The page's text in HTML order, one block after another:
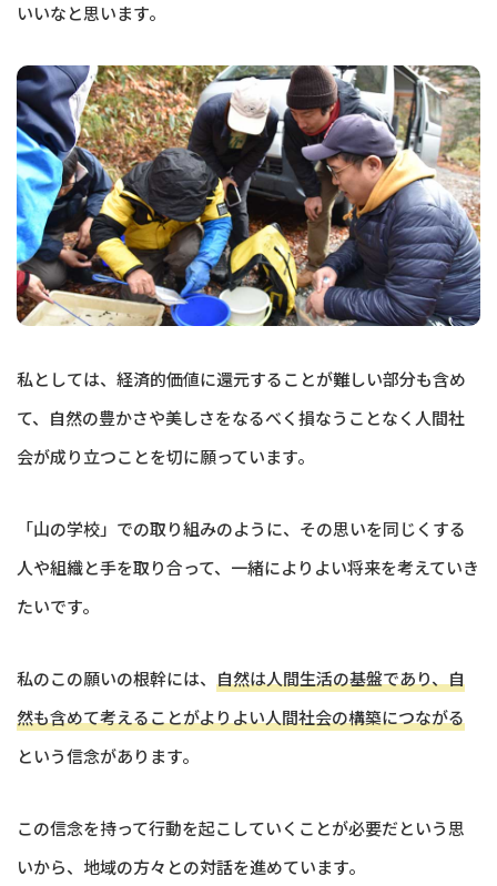
いいなと思います。
私としては、経済的価値に還元することが難しい部分も含め
て、自然の豊かさや美しさをなるべく損なうことなく人間社
会が成り立つことを切に願っています。
「山の学校」での取り組みのように、その思いを同じくする
人や組織と手を取り合って、一緒によりよい将来を考えていき
たいです。
私のこの願いの根幹には、 自然は人間生活の基盤であり、自
然も含めて考えることがよりよい人間社会の構築につながる
という信念があります。
この信念を持って行動を起こしていくことが必要だという思
いから、地域の方々との対話を進めています。